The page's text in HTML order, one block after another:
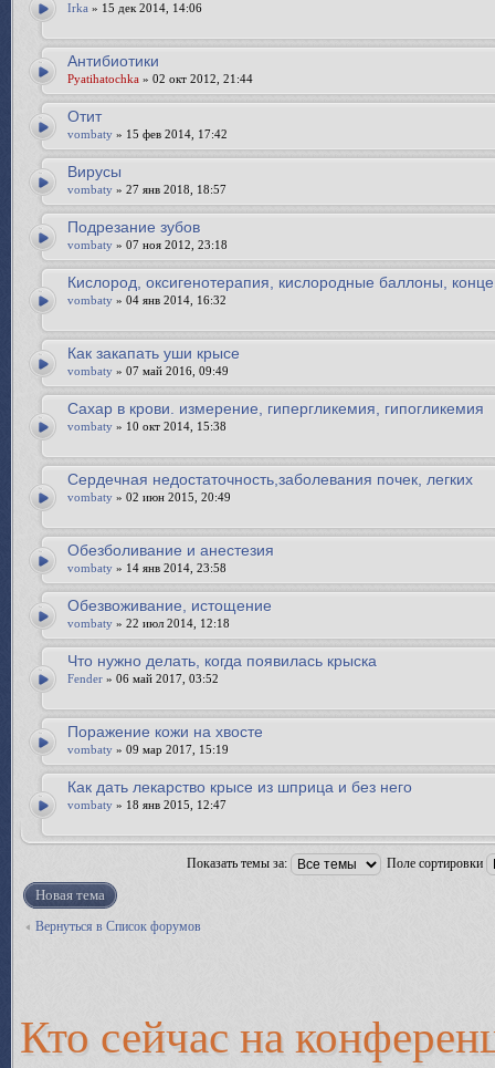
Irka » 15 дек 2014, 14:06
Антибиотики
Pyatihatochka » 02 окт 2012, 21:44
Отит
vombaty » 15 фев 2014, 17:42
Вирусы
vombaty » 27 янв 2018, 18:57
Подрезание зубов
vombaty » 07 ноя 2012, 23:18
Кислород, оксигенотерапия, кислородные баллоны,
vombaty » 04 янв 2014, 16:32
Как закапать уши крысе
vombaty » 07 май 2016, 09:49
Cахар в крови. измерение, гипергликемия, гипогликемия
vombaty » 10 окт 2014, 15:38
Сердечная недостаточность,заболевания почек, легких
vombaty » 02 июн 2015, 20:49
Обезболивание и анестезия
vombaty » 14 янв 2014, 23:58
Обезвоживание, истощение
vombaty » 22 июл 2014, 12:18
Что нужно делать, когда появилась крыска
Fender » 06 май 2017, 03:52
Поражение кожи на хвосте
vombaty » 09 мар 2017, 15:19
Как дать лекарство крысе из шприца и без него
vombaty » 18 янв 2015, 12:47
Показать темы за: Поле сортировки
Новая тема
Вернуться в Список форумов
Кто сейчас на